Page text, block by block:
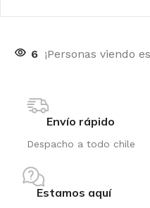
6 ¡Personas viendo
Envío rápido
Despacho a todo chile
Estamos aquí